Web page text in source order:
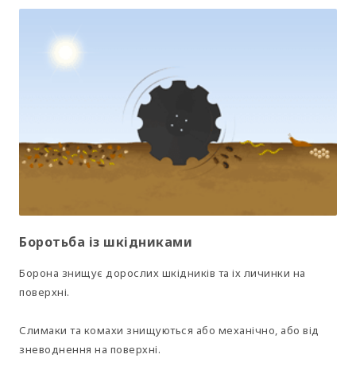
Боротьба із шкідниками
Борона знищує дорослих шкідників та іх личинки на
поверхні.
Слимаки та комахи знищуються або механічно, або від
зневоднення на поверхні.